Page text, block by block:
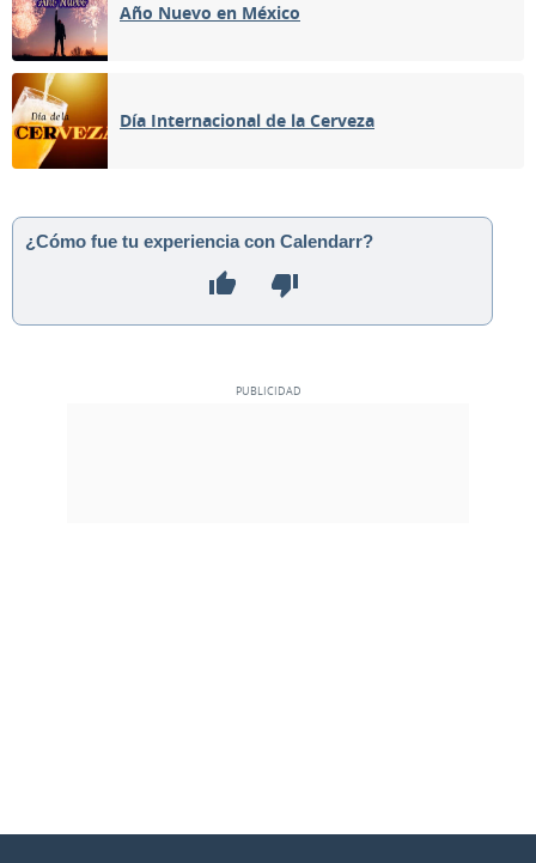
Año Nuevo en México
Día Internacional de la Cerveza
¿Cómo fue tu experiencia con Calendarr?